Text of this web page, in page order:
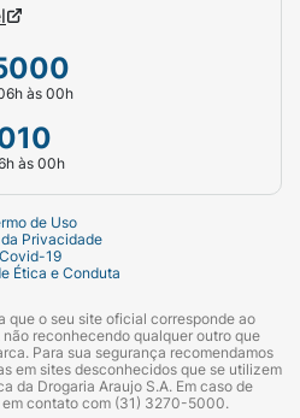
às 00h
às 00h
de Uso
Privacidade
Covid-19
Ética e Conduta
que o seu site oficial corresponde ao
reconhecendo qualquer outro que
Para sua segurança recomendamos
em sites desconhecidos que se utilizem
da Drogaria Araujo S.A. Em caso de
contato com (31) 3270-5000.